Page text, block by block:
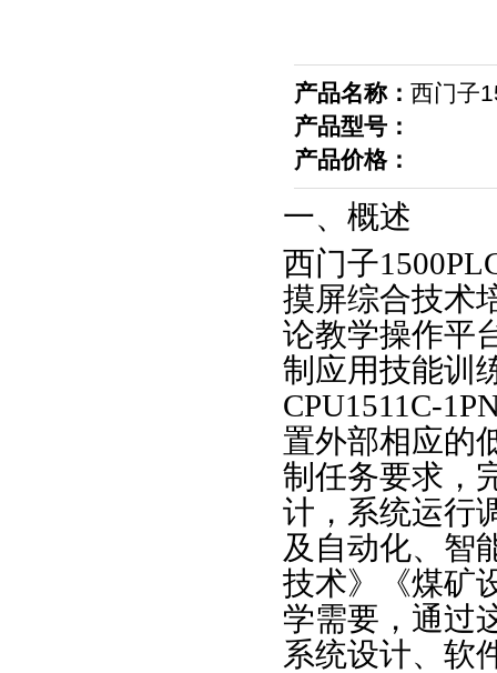
产品名称： 西门子
产品型号：
产品价格：
一、概述
西门子
摸屏综合技术
论教学操作平
制应用技能训
CPU1511C-
置外部相应的
制任务要求，
计，系统运行
及自动化、智
技术》《煤矿
学需要，通过
系统设计、软